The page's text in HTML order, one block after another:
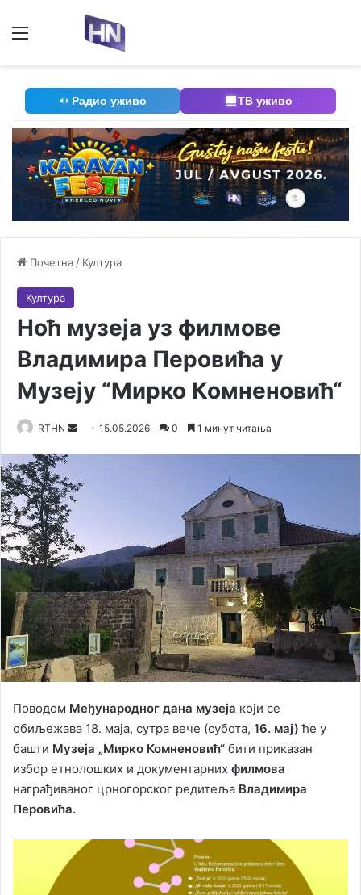
Радио уживо ТВ уживо
Почетна / Култура
Култура
Ноћ музеја уз филмове
Владимира Перовића у
Музеју “Мирко Комненовић“
RTHN
d
e
m
a
i
l
15.05.2026 0 1 минут читања
Поводом Међународног дана музеја који се
обиљежава 18. маја, сутра вече (субота, 16. мај) ће у
башти Музеја „Мирко Комненовић“ бити приказан
избор етнолошких и документарних филмова
награђиваног црногорског редитеља Владимира
Перовића.